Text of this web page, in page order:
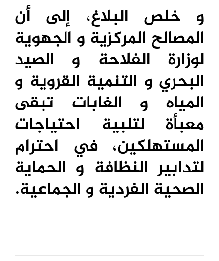
و خلص البلاغ، إلى أن
المصالح المركزية و الجهوية
لوزارة الفلاحة و الصيد
البحري و التنمية القروية و
المياه و الغابات تبقى
معبأة لتلبية احتياجات
المستهلكين، في احترام
لتدابير النظافة و الحماية
الصحية الفردية و الجماعية.